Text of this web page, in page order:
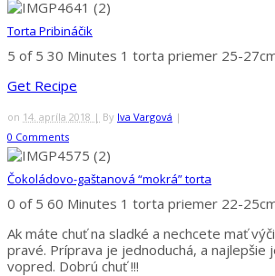
Torta Pribináčik
5 of 5 30 Minutes 1 torta priemer 25-
Get Recipe
on 14. apríla 2018 | By Iva Vargová |
0 Comments
Čokoládovo-gaštanová “mokrá” torta
0 of 5 60 Minutes 1 torta priemer 22-
Ak máte chuť na sladké a nechcete mať
pravé. Príprava je jednoduchá, a najlepšie
vopred. Dobrú chuť !!!